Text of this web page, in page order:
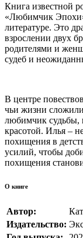
Книга известной
«Любимчик
литературе. Это
взрослении двух
родителями и
судеб и
В центре
чьи жизни
любимчик судьбы,
красотой. Илья ‒
похищения в
усилий, чтобы
похищения
О книге
Автор:
Издательство: